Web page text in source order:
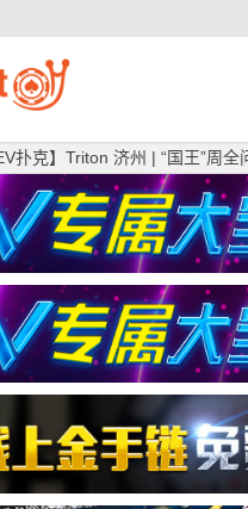
EV扑克】Triton 济州 | “国王”周